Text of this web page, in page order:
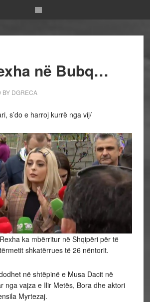
në Bubq…
BY DGRECA
s’do e harroj kurrë nga vij/
ka mbërritur në Shqipëri për të
shkatërrues të 26 nëntorit.
në shtëpinë e Musa Dacit në
nga vajza e Ilir Metës, Bora dhe aktori
Myrtezaj.